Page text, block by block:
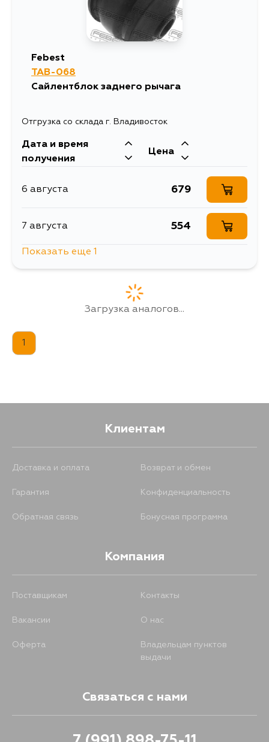
1306
Febest
TAB-068
Сайлентблок заднего рычага
Отгрузка со склада г. Владивосток
Дата и время
получения
Цена
6 августа 679
7 августа 554
Показать еще 1
Загрузка аналогов...
1
Клиентам
Доставка и оплата Возврат и обмен
Гарантия Конфиденциальность
Обратная связь Бонусная программа
Компания
Поставщикам Контакты
Вакансии О нас
Оферта
Владельцам пунктов
выдачи
Связаться с нами